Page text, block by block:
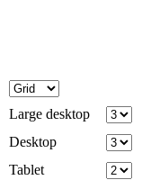
Large desktop
Desktop
Tablet